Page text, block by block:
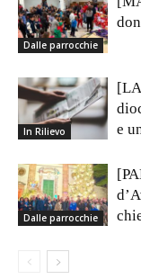
Dalle parrocchie
In Rilievo
e
Dalle parrocchie